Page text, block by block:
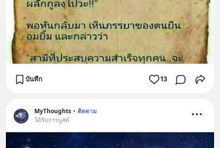
บันทึก 13
MyThoughts • ติดตาม
ได้รับการบูสต์